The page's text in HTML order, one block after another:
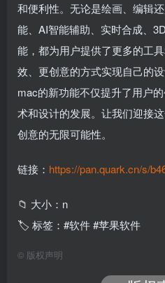
和便利性。无论是绘画、编辑
能、AI智能辅助、实时合成、
能，都为用户提供了更多的工
效、更创意的方式实现自己的
mac的新功能不仅提升了用户
术和设计的发展。让我们迎接
创意的无限可能性。
链接： https://pan.quark.cn/s/
📁 大小：n
🏷 标签：#软件 #苹果软件
© 版权声明